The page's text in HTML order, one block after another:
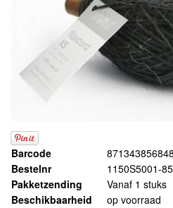
Barcode
Bestelnr
1150S5001-85
Pakketzending
Vanaf 1 stuks
Beschikbaarheid
op voorraad